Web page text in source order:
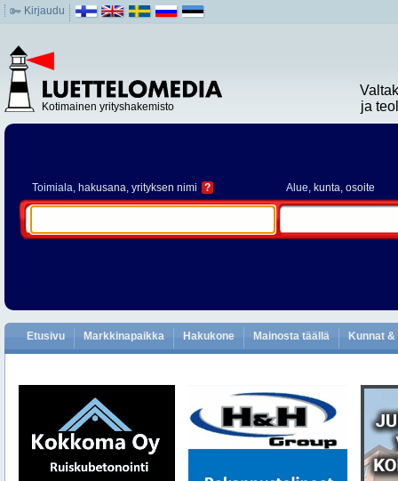
Kirjaudu
Kotimainen yrityshakemisto
ja
Toimiala, hakusana, yrityksen nimi ? Alue, kunta, osoite
Etusivu Markkinapaikka Hakukone Mainosta täällä Kunnat